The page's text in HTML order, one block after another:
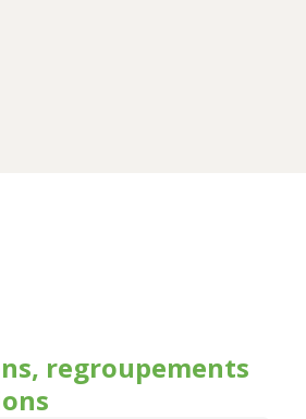
regroupements